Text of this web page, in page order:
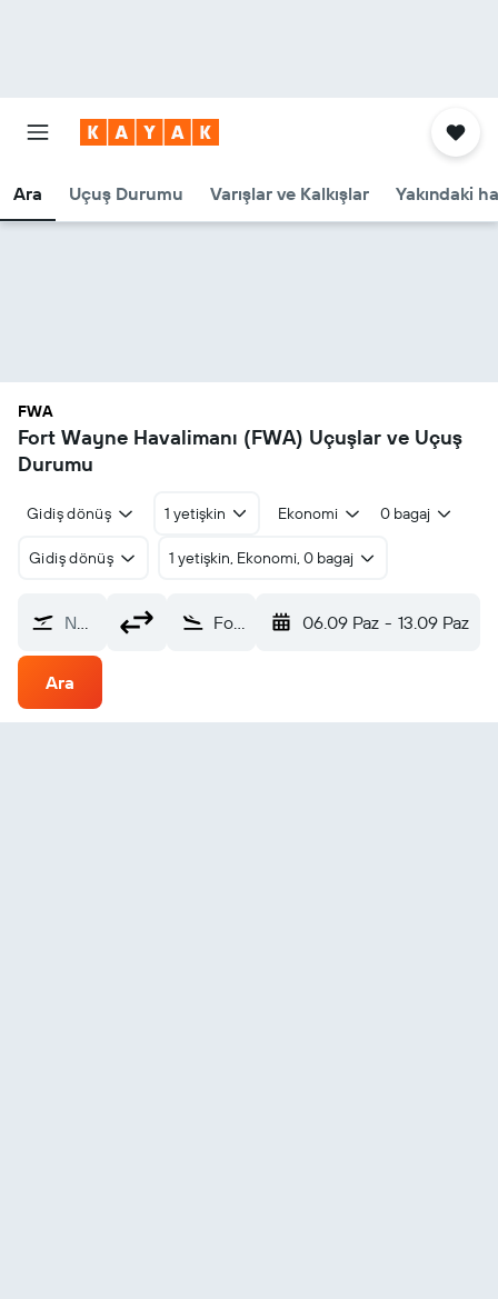
Ara Uçuş Durumu Varışlar ve Kalkışlar Yakındaki
FWA
Fort Wayne Havalimanı (FWA) Uçuşlar ve Uçuş
Durumu
Gidiş dönüş 1 yetişkin Ekonomi 0 bagaj
Gidiş dönüş 1 yetişkin, Ekonomi, 0 bagaj
Nereden? Fort Wayne (FWA) 06.09 Paz - 13.09 Paz
Ara